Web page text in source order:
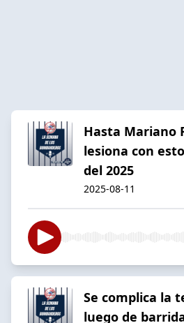
Hasta Mariano
lesiona con
del 2025
2025-08-11
Se complica la
luego de